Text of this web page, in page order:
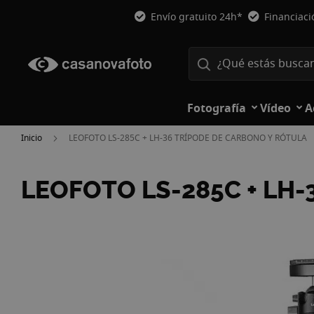
Envío gratuito 24h*
Fotografía Vídeo
Inicio LEOFOTO LS-285C + LH-36 TRÍPODE DE CARBONO Y RÓTULA
LEOFOTO LS-285C +